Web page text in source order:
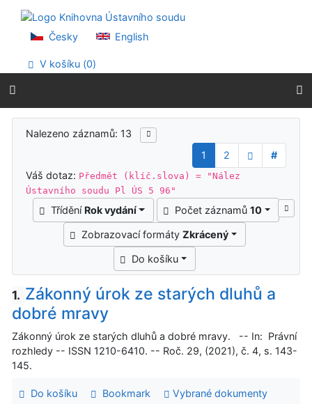
Přejít na menu
Prohlášení o webové přístupnosti
Česky English
V košíku (0)
Výsledky vyhledávání
Nalezeno záznamů: 13
1
2
#
Váš dotaz: Předmět (klíč.slova) = "Nález
Ústavního soudu Pl ÚS 5 96"
Třídění Rok vydání Počet záznamů 10
Zobrazovací formáty Zkrácený
Do košíku
1. Zákonný úrok ze starých dluhů a
dobré mravy
Zákonný úrok ze starých dluhů a dobré mravy. -- In: Právní
rozhledy -- ISSN 1210-6410. -- Roč. 29, (2021), č. 4, s. 143-
145.
Do košíku Bookmark Vybrané dokumenty